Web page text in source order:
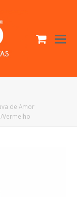
Cart
de Amor
Vermelho